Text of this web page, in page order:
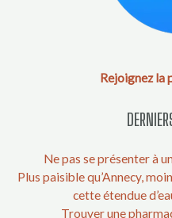
Rejoignez la
Ne pas se présenter à
Plus paisible qu’Annecy,
cette étendue
Trouver une